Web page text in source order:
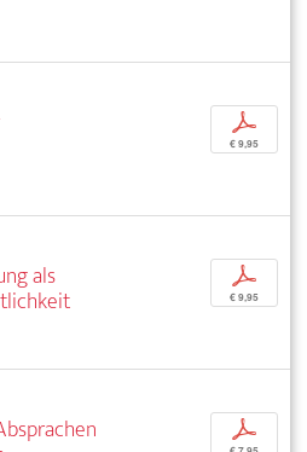
p
€ 9,95
als
p
€ 9,95
p